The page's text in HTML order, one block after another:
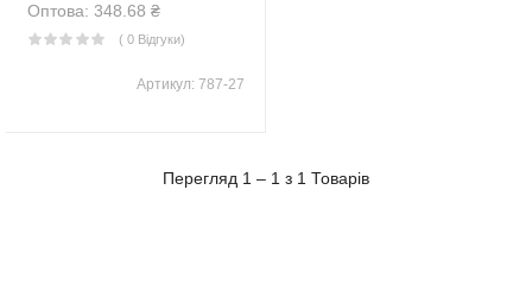
Оптова: 348.68 ₴
( 0 Відгуки)
Артикул: 787-27
Перегляд 1 – 1 з 1 Товарів